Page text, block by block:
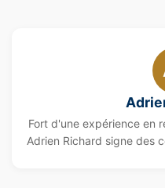
Fort d'une expérience en
Adrien Richard signe des